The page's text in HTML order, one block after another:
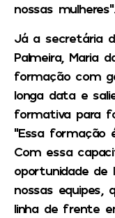
nossas mulheres”.
Já a secretária
Palmeira, Maria
formação com
longa data e
formativa para
“Essa formação
Com essa
oportunidade de
nossas equipes,
linha de frente